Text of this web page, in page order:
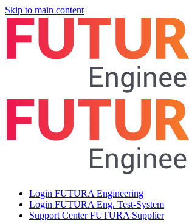
Skip to main content
Login FUTURA Engineering
Login FUTURA Eng. Test-System
Support Center FUTURA Supplier